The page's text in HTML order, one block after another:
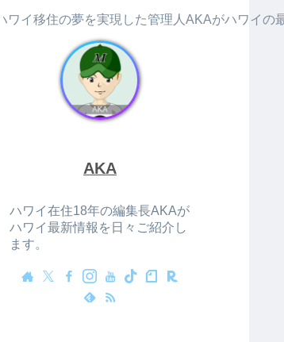
ワイ移住の夢を実現した管理人AKAがハワイの
AKA
ハワイ在住18年の編集長AKAが
ハワイ最新情報を日々ご紹介し
ます。